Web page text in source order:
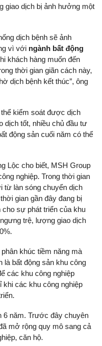
giao dịch bị ảnh hưởng một
dịch bệnh sẽ ảnh
vì với ngành bất động
khách hàng muốn đến
thời gian giãn cách này,
dịch bệnh kết thúc”, ông
kiểm soát được dịch
dịch tốt, nhiều chủ đầu tư
động sản cuối năm có thể
Lộc cho biết, MSH Group
nghiệp. Trong thời gian
làn sóng chuyển dịch
gian gần đây đang bị
sự phát triển của khu
trệ, lượng giao dịch
khúc tiềm năng mà
là bất động sản khu công
các khu công nghiệp
các khu công nghiệp
6 năm. Trước đây chuyên
mở rộng quy mô sang cả
căn hộ.